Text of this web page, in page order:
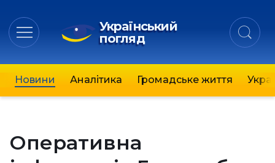
Український
погляд
Новини Аналітика Громадське життя
Оперативна